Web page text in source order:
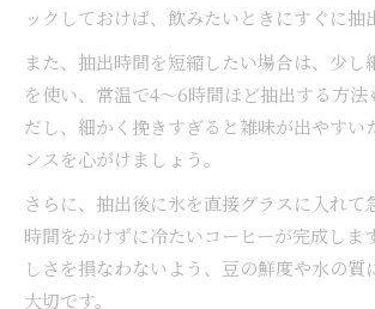
ックしておけば、飲みたいときにすぐに抽
また、抽出時間を短縮したい場合は、少し
を使い、常温で4〜6時間ほど抽出する方法
だし、細かく挽きすぎると雑味が出やすい
ンスを心がけましょう。
さらに、抽出後に氷を直接グラスに入れて
時間をかけずに冷たいコーヒーが完成しま
しさを損なわないよう、豆の鮮度や水の質
大切です。